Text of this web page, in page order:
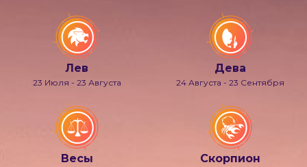
Лев
23 Июля - 23 Августа
Дева
24 Августа - 23 Сентября
Весы Скорпион